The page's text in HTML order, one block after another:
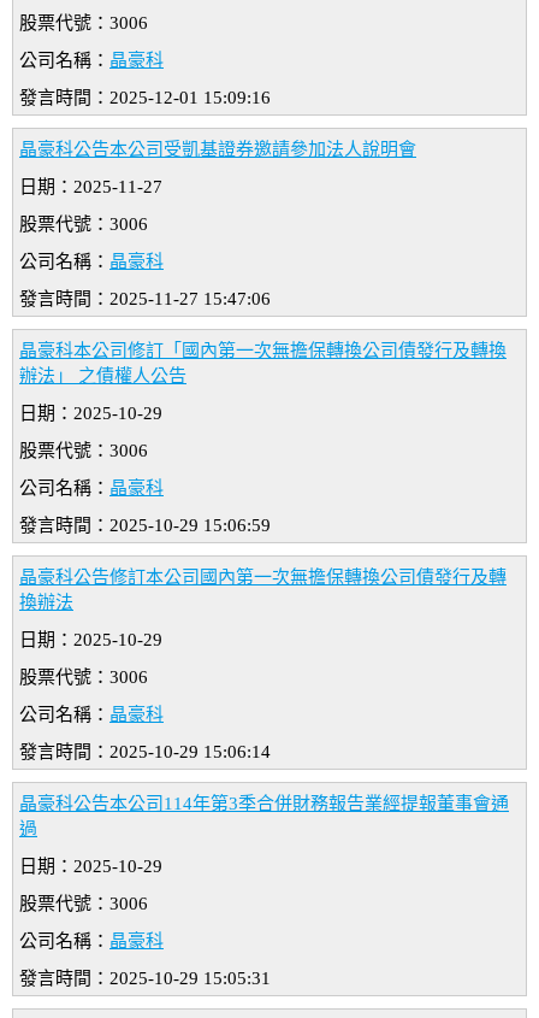
股票代號：3006
公司名稱： 晶豪科
發言時間：2025-12-01 15:09:16
晶豪科公告本公司受凱基證券邀請參加法人說明會
日期：2025-11-27
股票代號：3006
公司名稱： 晶豪科
發言時間：2025-11-27 15:47:06
晶豪科本公司修訂「國內第一次無擔保轉換公司債發行及轉換
辦法」 之債權人公告
日期：2025-10-29
股票代號：3006
公司名稱： 晶豪科
發言時間：2025-10-29 15:06:59
晶豪科公告修訂本公司國內第一次無擔保轉換公司債發行及轉
換辦法
日期：2025-10-29
股票代號：3006
公司名稱： 晶豪科
發言時間：2025-10-29 15:06:14
晶豪科公告本公司114年第3季合併財務報告業經提報董事會通
過
日期：2025-10-29
股票代號：3006
公司名稱： 晶豪科
發言時間：2025-10-29 15:05:31